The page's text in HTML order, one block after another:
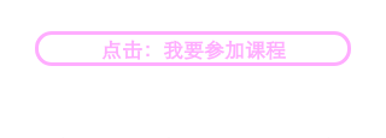
点击：我要参加课程